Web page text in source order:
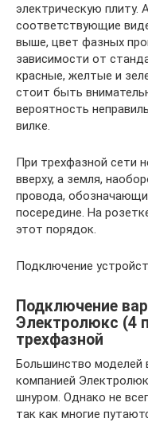
электрическую плиту.
соответствующие
выше, цвет фазных
зависимости от
красные, желтые и
стоит быть
вероятность
вилке.
При трехфазной сети
вверху, а земля,
провода,
посередине. На
этот порядок.
Подключение
Подключение
Электролюкс (4
трехфазной
Большинство моделей
компанией
шнуром. Однако не
так как многие